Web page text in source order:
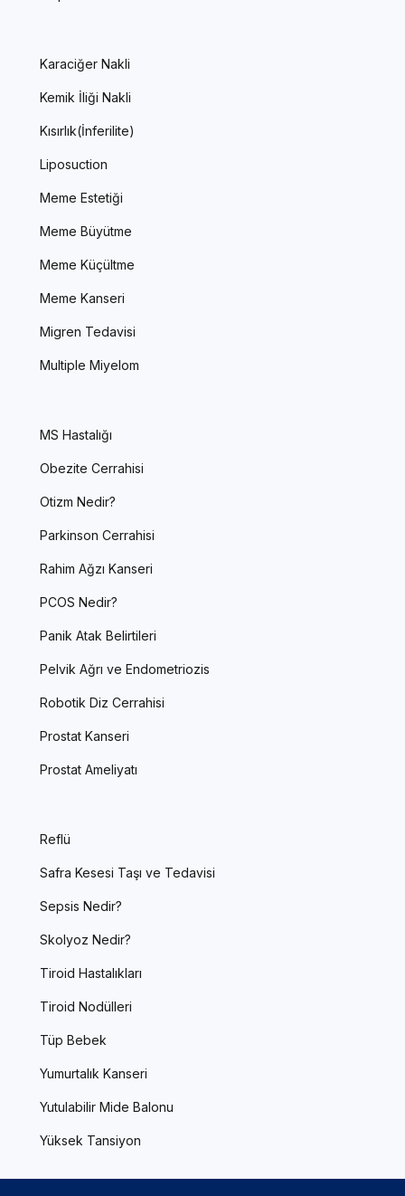
Karaciğer Nakli
Kemik İliği Nakli
Kısırlık(İnferilite)
Liposuction
Meme Estetiği
Meme Büyütme
Meme Küçültme
Meme Kanseri
Migren Tedavisi
Multiple Miyelom
MS Hastalığı
Obezite Cerrahisi
Otizm Nedir?
Parkinson Cerrahisi
Rahim Ağzı Kanseri
PCOS Nedir?
Panik Atak Belirtileri
Pelvik Ağrı ve Endometriozis
Robotik Diz Cerrahisi
Prostat Kanseri
Prostat Ameliyatı
Reflü
Safra Kesesi Taşı ve Tedavisi
Sepsis Nedir?
Skolyoz Nedir?
Tiroid Hastalıkları
Tiroid Nodülleri
Tüp Bebek
Yumurtalık Kanseri
Yutulabilir Mide Balonu
Yüksek Tansiyon